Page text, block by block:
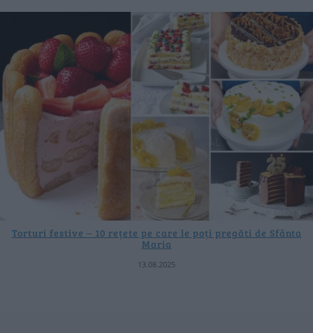
Torturi festive – 10 rețete pe care le poți pregăti de Sfânta
Maria
13.08.2025